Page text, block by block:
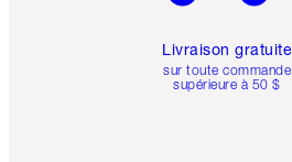
Livraison gratuite
sur toute commande
supérieure à 50 $